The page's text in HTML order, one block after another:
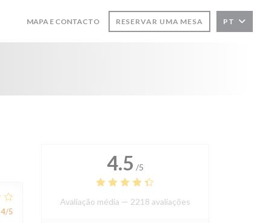
((ABRE NUMA NOVA JANELA))
((ABRE NUMA NOVA JANELA))
MAPA E CONTACTO RESERVAR UMA MESA PT
4/5
4.5 /5
Avaliação média — 2218 avaliações